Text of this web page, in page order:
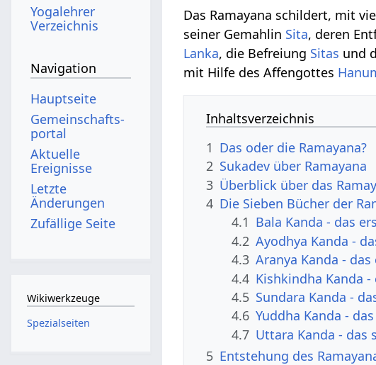
Das Ramayana schildert, mit
seiner Gemahlin Sita, deren
Lanka, die Befreiung Sitas und
mit Hilfe des Affengottes
Inhaltsverzeichnis
1 Das oder die Ramayana?
2 Sukadev über Ramayana
3 Überblick über das
4 Die Sieben Bücher der
4.1 Bala Kanda - das
4.2 Ayodhya Kanda -
4.3 Aranya Kanda -
4.4 Kishkindha Kanda
4.5 Sundara Kanda -
4.6 Yuddha Kanda -
4.7 Uttara Kanda - das
5 Entstehung des
Yogalehrer
Verzeichnis
Navigation
Hauptseite
Gemeinschafts­
portal
Aktuelle
Ereignisse
Letzte
Änderungen
Zufällige Seite
Wikiwerkzeuge
Spezialseiten